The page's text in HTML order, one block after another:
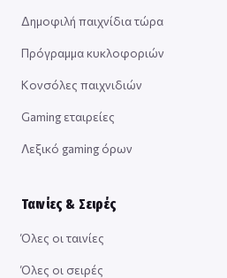
Δημοφιλή παιχνίδια τώρα
Πρόγραμμα κυκλοφοριών
Κονσόλες παιχνιδιών
Gaming εταιρείες
Λεξικό gaming όρων
Ταινίες & Σειρές
Όλες οι ταινίες
Όλες οι σειρές